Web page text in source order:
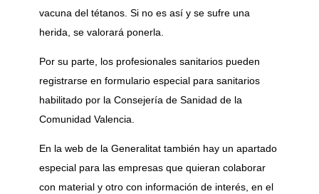
vacuna del tétanos. Si no es así y se sufre una
herida, se valorará ponerla.
Por su parte, los profesionales sanitarios pueden
registrarse en formulario especial para sanitarios
habilitado por la Consejería de Sanidad de la
Comunidad Valencia.
En la web de la Generalitat también hay un apartado
especial para las empresas que quieran colaborar
con material y otro con información de interés, en el